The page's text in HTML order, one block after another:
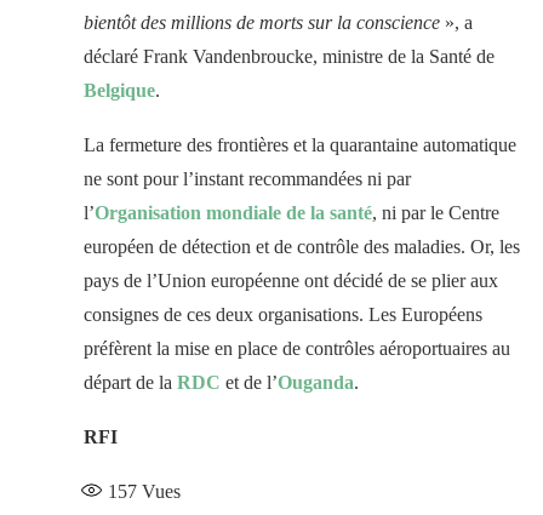
bientôt des millions de morts sur la conscience », a
déclaré Frank Vandenbroucke, ministre de la Santé de
Belgique.
La fermeture des frontières et la quarantaine automatique
ne sont pour l’instant recommandées ni par
l’Organisation mondiale de la santé, ni par le Centre
européen de détection et de contrôle des maladies. Or, les
pays de l’Union européenne ont décidé de se plier aux
consignes de ces deux organisations. Les Européens
préfèrent la mise en place de contrôles aéroportuaires au
départ de la RDC et de l’Ouganda.
RFI
157 Vues